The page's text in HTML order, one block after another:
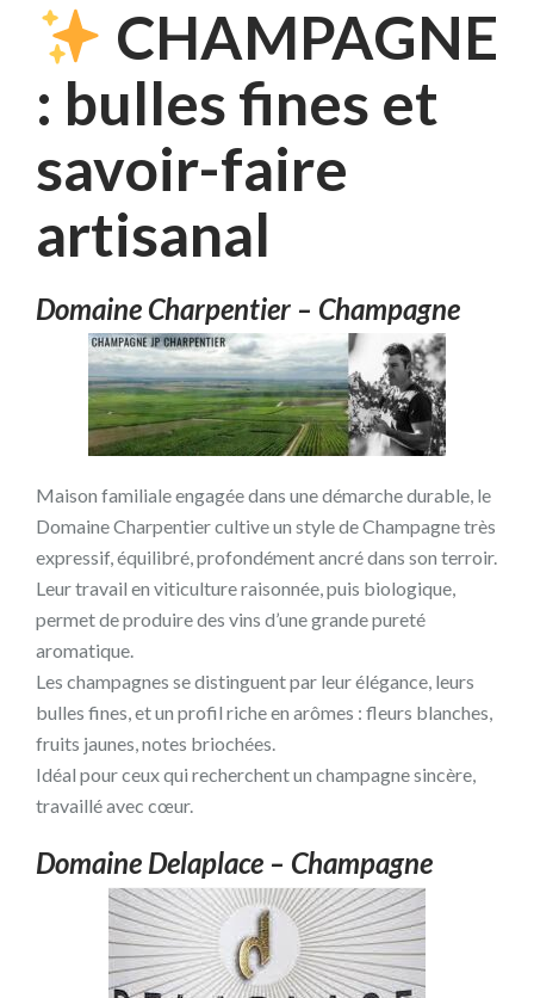
CHAMPAGNE
: bulles fines et
savoir-faire
artisanal
Domaine Charpentier – Champagne
Maison familiale engagée dans une démarche durable, le
Domaine Charpentier cultive un style de Champagne très
expressif, équilibré, profondément ancré dans son terroir.
Leur travail en viticulture raisonnée, puis biologique,
permet de produire des vins d’une grande pureté
aromatique.
Les champagnes se distinguent par leur élégance, leurs
bulles fines, et un profil riche en arômes : fleurs blanches,
fruits jaunes, notes briochées.
Idéal pour ceux qui recherchent un champagne sincère,
travaillé avec cœur.
Domaine Delaplace – Champagne